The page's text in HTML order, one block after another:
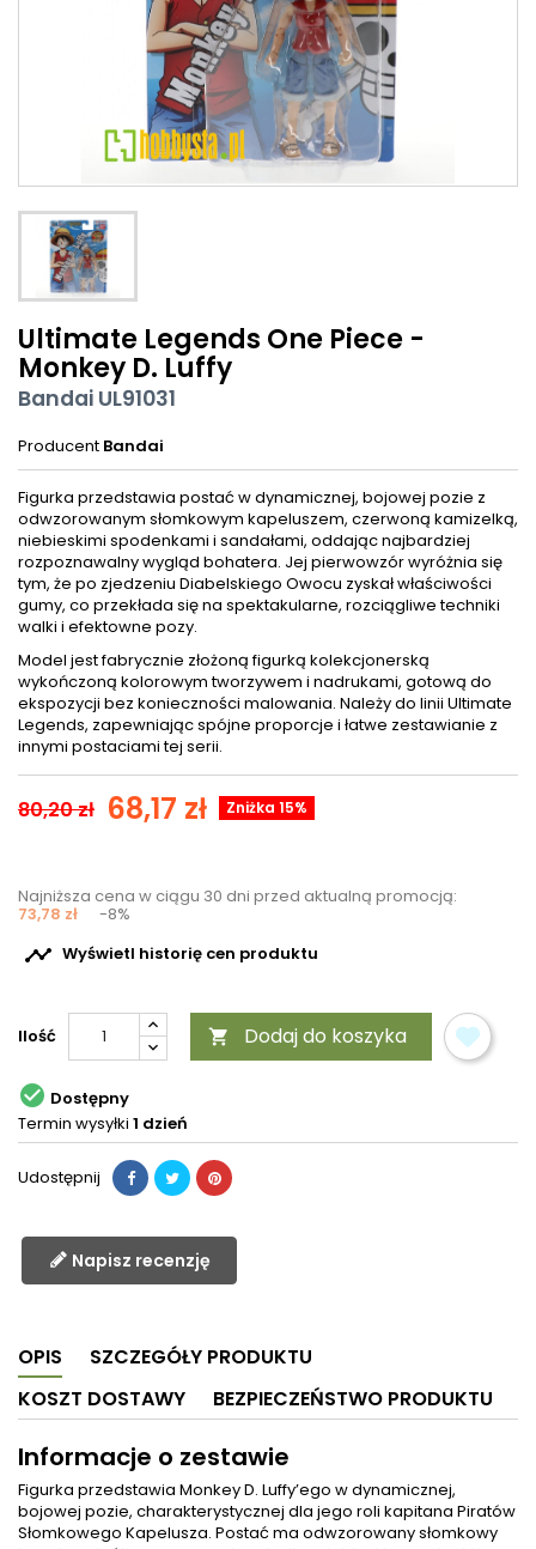
Ultimate Legends One Piece -
Monkey D. Luffy
Bandai UL91031
Producent Bandai
Figurka przedstawia postać w dynamicznej, bojowej pozie z
odwzorowanym słomkowym kapeluszem, czerwoną kamizelką,
niebieskimi spodenkami i sandałami, oddając najbardziej
rozpoznawalny wygląd bohatera. Jej pierwowzór wyróżnia się
tym, że po zjedzeniu Diabelskiego Owocu zyskał właściwości
gumy, co przekłada się na spektakularne, rozciągliwe techniki
walki i efektowne pozy.
Model jest fabrycznie złożoną figurką kolekcjonerską
wykończoną kolorowym tworzywem i nadrukami, gotową do
ekspozycji bez konieczności malowania. Należy do linii Ultimate
Legends, zapewniając spójne proporcje i łatwe zestawianie z
innymi postaciami tej serii.
80,20 zł 68,17 zł Zniżka 15%
Najniższa cena w ciągu 30 dni przed aktualną promocją:
73,78 zł -8%
 Wyświetl historię cen produktu
Ilość  Dodaj do koszyka
 Dostępny
Termin wysyłki 1 dzień
Udostępnij
Napisz recenzję
OPIS
SZCZEGÓŁY PRODUKTU
KOSZT DOSTAWY
BEZPIECZEŃSTWO PRODUKTU
Informacje o zestawie
Figurka przedstawia Monkey D. Luffy’ego w dynamicznej,
bojowej pozie, charakterystycznej dla jego roli kapitana Piratów
Słomkowego Kapelusza. Postać ma odwzorowany słomkowy